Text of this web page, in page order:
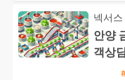
넥서
안양
객상